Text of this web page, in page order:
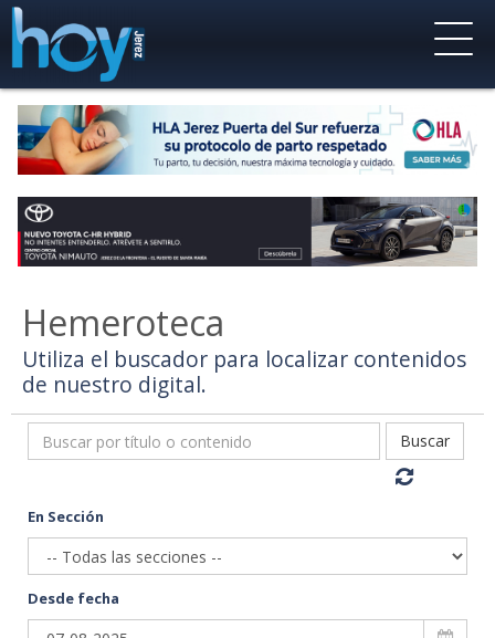
Hemeroteca
Utiliza el buscador para localizar contenidos
de nuestro digital.
Buscar
En Sección
Desde fecha